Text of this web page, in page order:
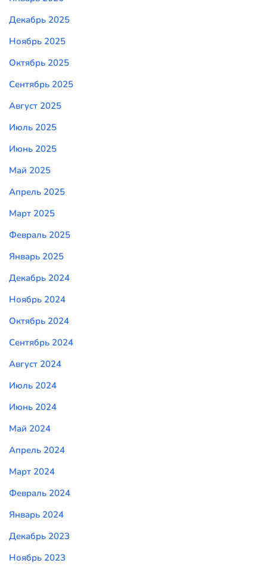
Декабрь 2025
Ноябрь 2025
Октябрь 2025
Сентябрь 2025
Август 2025
Июль 2025
Июнь 2025
Май 2025
Апрель 2025
Март 2025
Февраль 2025
Январь 2025
Декабрь 2024
Ноябрь 2024
Октябрь 2024
Сентябрь 2024
Август 2024
Июль 2024
Июнь 2024
Май 2024
Апрель 2024
Март 2024
Февраль 2024
Январь 2024
Декабрь 2023
Ноябрь 2023